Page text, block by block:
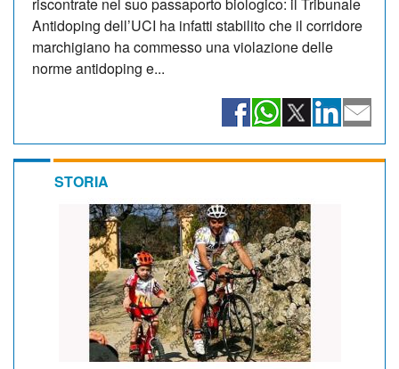
Antidoping dell’UCI ha infatti stabilito che il corridore
marchigiano ha commesso una violazione delle
norme antidoping e...
STORIA